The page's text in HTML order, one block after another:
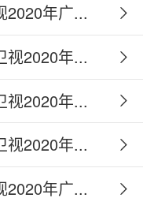
2020年广...
视2020年...
视2020年...
视2020年...
2020年广...